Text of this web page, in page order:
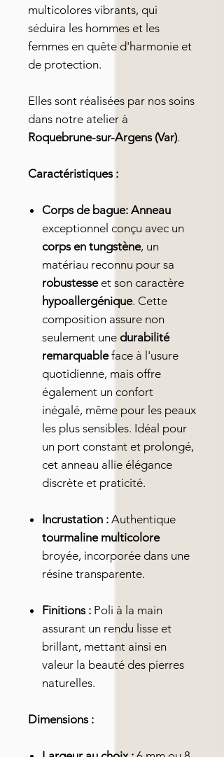
multicolores vibrants, qui
séduira les hommes et les
femmes en quête d'harmonie et
de protection.
Elles sont réalisées par nos soins
dans notre atelier à
Roquebrune-sur-Argens (Var).
Caractéristiques :
Corps de bague: Anneau
exceptionnel conçu avec un
corps en tungstène, un
matériau reconnu pour sa
robustesseet son caractère
hypoallergénique. Cette
composition assure non
seulement une durabilité
remarquableface à l'usure
quotidienne, mais offre
également un confort
inégalé, même pour les peaux
les plus sensibles. Idéal pour
un port constant et prolongé,
cet anneau allie élégance
discrète et praticité.
Incrustation : Authentique
tourmaline multicolore
broyée, incorporée dans une
résine transparente.
Finitions : Poli à la main
assurant un rendu lisse et
brillant, mettant ainsi en
valeur la beauté des pierres
naturelles.
Dimensions :